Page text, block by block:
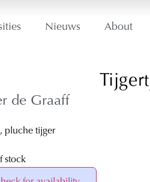
Nieuws About
de Graaff
pluche tijger
stock